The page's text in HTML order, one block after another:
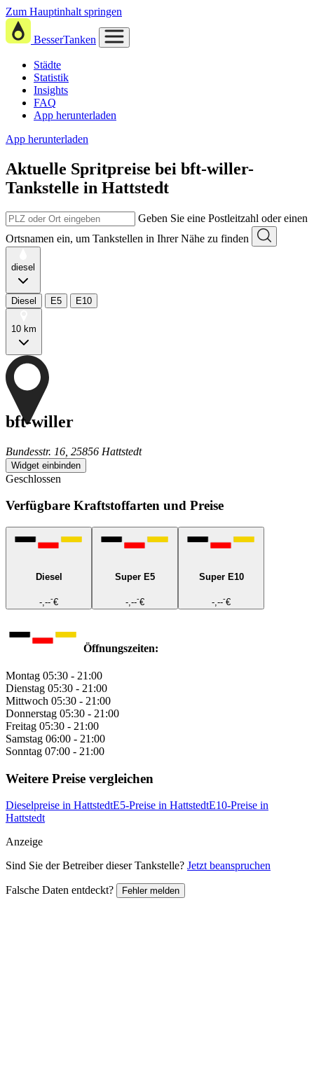
Zum Hauptinhalt springen
BesserTanken
Städte
Statistik
Insights
FAQ
App herunterladen
App herunterladen
Aktuelle Spritpreise bei bft-willer-
Tankstelle in Hattstedt
Geben Sie eine Postleitzahl oder einen
Ortsnamen ein, um Tankstellen in Ihrer Nähe zu finden
diesel
Diesel E5 E10
10 km
bft-willer
Bundesstr. 16, 25856 Hattstedt
Widget einbinden
Geschlossen
Verfügbare Kraftstoffarten und Preise
Diesel
-,---€
Super E5
-,---€
Super E10
-,---€
Öffnungszeiten:
Montag 05:30 - 21:00
Dienstag 05:30 - 21:00
Mittwoch 05:30 - 21:00
Donnerstag 05:30 - 21:00
Freitag 05:30 - 21:00
Samstag 06:00 - 21:00
Sonntag 07:00 - 21:00
Weitere Preise vergleichen
Dieselpreise in HattstedtE5-Preise in HattstedtE10-Preise in
Hattstedt
Anzeige
Sind Sie der Betreiber dieser Tankstelle? Jetzt beanspruchen
Falsche Daten entdeckt? Fehler melden